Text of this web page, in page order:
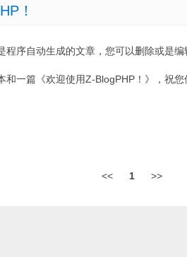
！
程序自动生成的文章，您可以删除或是编
和一篇《欢迎使用Z-BlogPHP！》，祝
<< 1 >>